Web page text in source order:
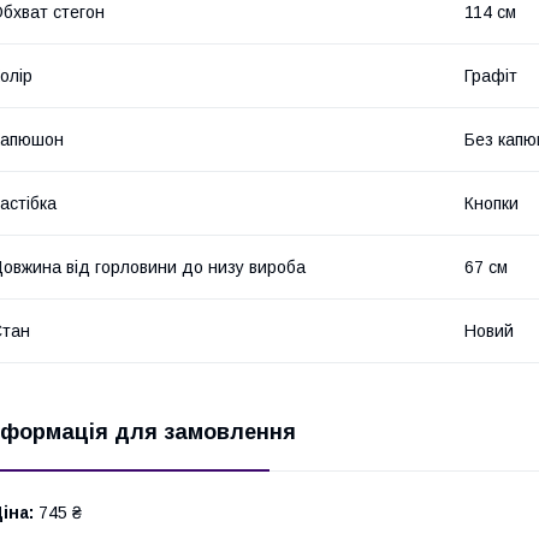
стегон 114 см
Графіт
Без
Кнопки
від горловини до низу вироба 67 см
Новий
для замовлення
745 ₴